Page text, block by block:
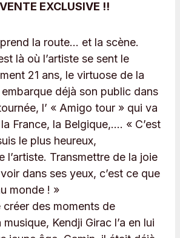
EXCLUSIVE !!
la route… et la scène.
là où l’artiste se sent le
21 ans, le virtuose de la
déjà son public dans
l’ « Amigo tour » qui va
France, la Belgique,…. « C’est
le plus heureux,
l’artiste. Transmettre de la joie
dans ses yeux, c’est ce que
monde ! »
des moments de
Kendji Girac l’a en lui